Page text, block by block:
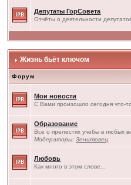
Депутаты ГорСовета
Отчёты о деятельности
Жизнь бьёт ключом
Форум
Мои новости
С Вами произошло сегодня что-
Образование
Все о прелестях учебы в любых
Модераторы:Зенитовец
Любовь
Как много в этом слове...